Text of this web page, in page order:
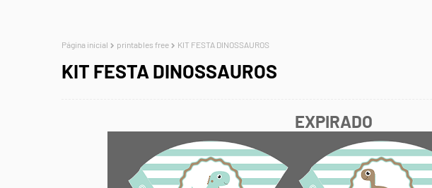
Página inicial printables free KIT FESTA DINOSSAUROS
KIT FESTA DINOSSAUROS
EXPIRADO